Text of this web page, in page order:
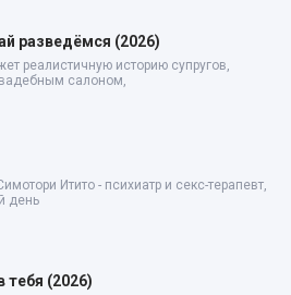
разведёмся (2026)
реалистичную историю супругов,
салоном,
Итито - психиатр и секс-терапевт,
день
тебя (2026)